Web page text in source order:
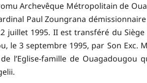
Archevêque Métropolitain de
Paul Zoungrana
juillet 1995. II est transféré du
le 3 septembre 1995, par Son Exc.
l’Eglise-famille de Ouagadougou